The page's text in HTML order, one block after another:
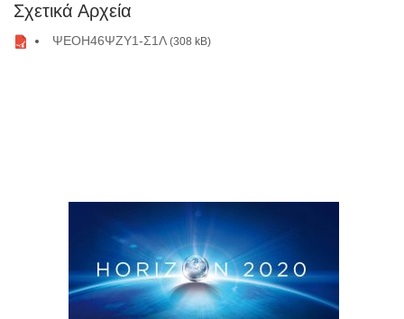
Σχετικά Αρχεία
ΨΕΟΗ46ΨΖΥ1-Σ1Λ (308 kB)